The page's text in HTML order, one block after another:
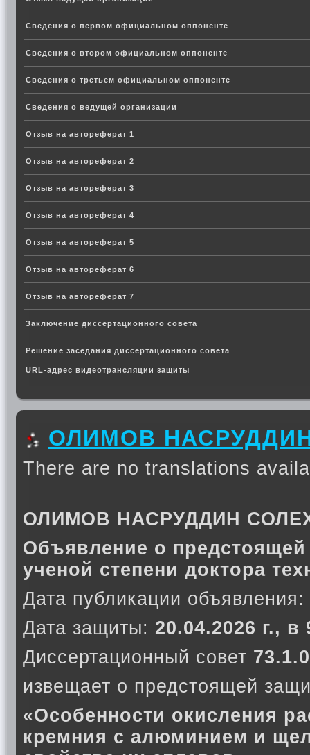
Сведения о первом официальном оппоненте
Сведения о втором официальном оппоненте
Сведения о третьем официальном оппоненте
Сведения о ведущей организации
Отзыв на автореферат 1
Отзыв на автореферат 2
Отзыв на автореферат 3
Отзыв на автореферат 4
Отзыв на автореферат 5
Отзыв на автореферат 6
Отзыв на автореферат 7
Заключение диссертационного совета
Решение заседания диссертационного совета
URL-адрес видеотрансляции защиты
ОЛИМОВ
There are no translations
ОЛИМОВ НАСРУДДИН
Объявление о предстоящей
ученой степени доктора
Дата публикации объявления:
Дата защиты: 20.04.2026 г., в
Диссертационный совет
извещает о предстоящей
«Особенности окисления
кремния с алюминием и